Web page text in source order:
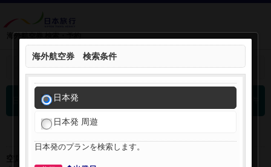
海外航空券 検索・予約
検索条件を開く：
日本発 海外航空券 検索結果
海外航空券 検索条件
日本発
日本発 周遊
日本発のプランを検索します。